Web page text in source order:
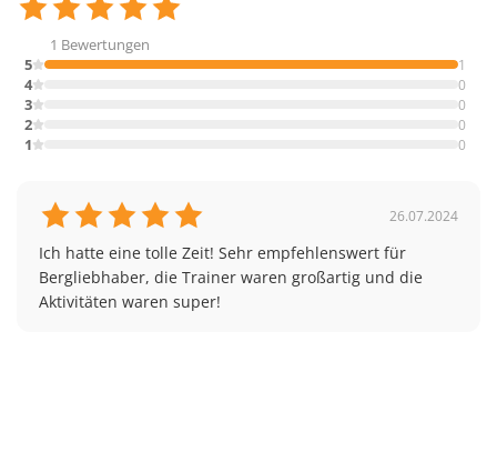
1 Bewertungen
5
1
4 0
3 0
2 0
1 0
26.07.2024
Ich hatte eine tolle Zeit! Sehr empfehlenswert für
Bergliebhaber, die Trainer waren großartig und die
Aktivitäten waren super!